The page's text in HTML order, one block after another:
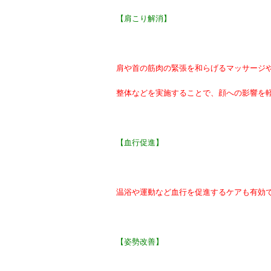
【肩こり解消】
肩や首の筋肉の緊張を和らげるマッサージ
整体などを実施することで、顔への影響を
【血行促進】
温浴や運動など血行を促進するケアも有効で
【姿勢改善】